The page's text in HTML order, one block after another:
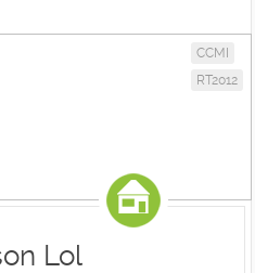
CCMI
RT2012
Lol